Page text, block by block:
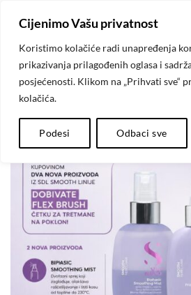
Cijenimo Vašu privatnost
Koristimo kolačiće radi unapređenja
prikazivanja prilagođenih oglasa i
posjećenosti. Klikom na „Prihvati sve“
kolačića.
Podesi Odbaci sve
content